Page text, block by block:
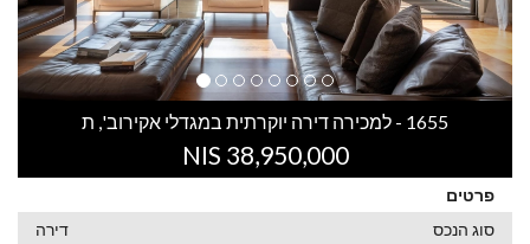
1655 - למכירה דירה יוקרתית במגדלי אקירוב', ת
38,950,000 NIS
פרטים
סוג הנכס
דירה